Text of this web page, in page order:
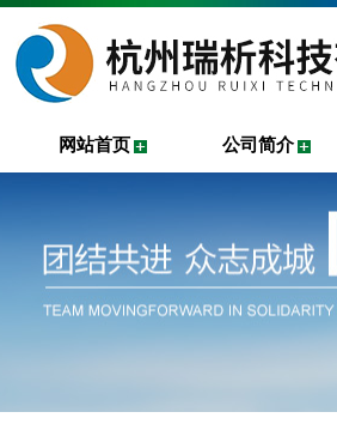
网站首页 公司简介